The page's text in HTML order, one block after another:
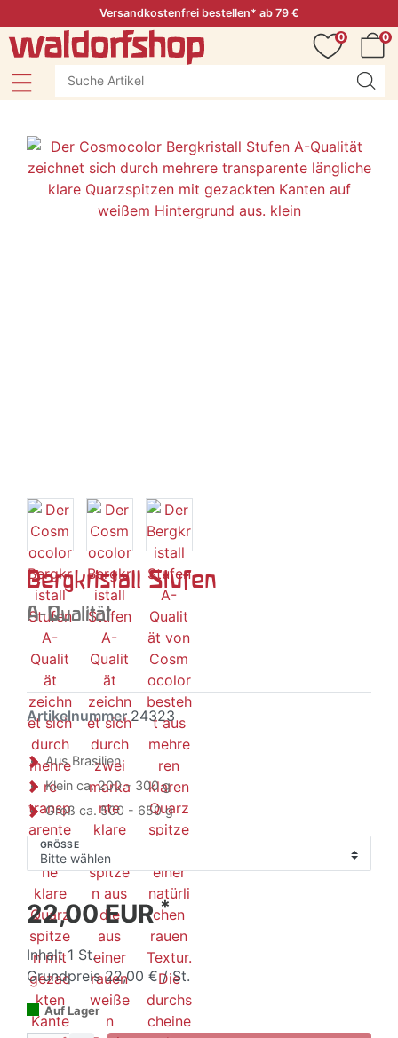
Versandkostenfrei bestellen* ab 79 €
0
0
Bergkristall Stufen
A-Qualität
Artikelnummer 24323
Aus Brasilien
Klein ca. 200 - 300 g
Groß ca. 500 - 650 g
GRÖSSE
22,00 EUR*
Inhalt1 St.
Grundpreis22,00 € / St.
Auf Lager